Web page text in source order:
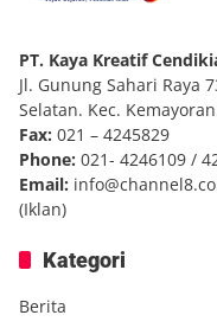
PT. Kaya Kreatif
Jl. Gunung Sahari Raya
Selatan. Kec.
Fax: 021 – 4245829
Phone: 021- 4246109 /
Email:
(Iklan)
Kategori
Berita